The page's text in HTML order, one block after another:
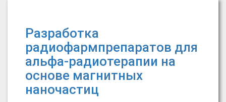
Разработка
радиофармпрепаратов для
альфа-радиотерапии на
основе магнитных
наночастиц